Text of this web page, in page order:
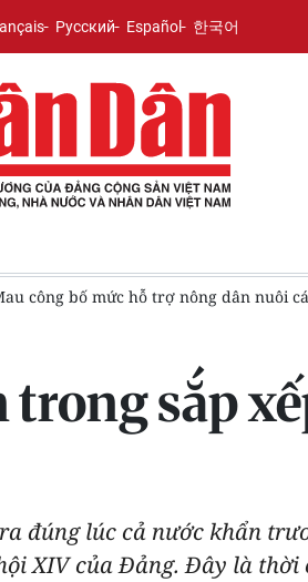
Русский Español 한국어
công bố mức hỗ trợ nông dân nuôi
sắp
đúng lúc cả nước khẩn
XIV của Đảng. Đây là